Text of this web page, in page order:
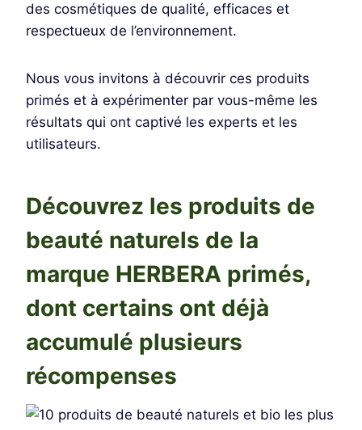
des cosmétiques de qualité, efficaces et
respectueux de l’environnement.
Nous vous invitons à découvrir ces produits
primés et à expérimenter par vous-même les
résultats qui ont captivé les experts et les
utilisateurs.
Découvrez les produits de
beauté naturels de la
marque HERBERA primés,
dont certains ont déjà
accumulé plusieurs
récompenses